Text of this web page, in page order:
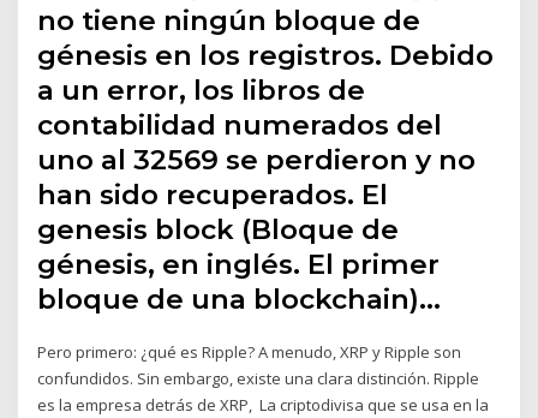
no tiene ningún bloque de
génesis en los registros. Debido
a un error, los libros de
contabilidad numerados del
uno al 32569 se perdieron y no
han sido recuperados. El
genesis block (Bloque de
génesis, en inglés. El primer
bloque de una blockchain)…
Pero primero: ¿qué es Ripple? A menudo, XRP y Ripple son
confundidos. Sin embargo, existe una clara distinción. Ripple
es la empresa detrás de XRP, La criptodivisa que se usa en la